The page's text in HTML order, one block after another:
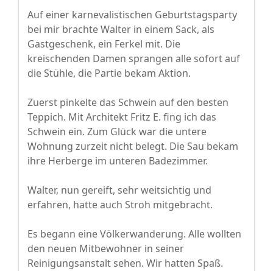
Auf einer karnevalistischen Geburtstagsparty
bei mir brachte Walter in einem Sack, als
Gastgeschenk, ein Ferkel mit. Die
kreischenden Damen sprangen alle sofort auf
die Stühle, die Partie bekam Aktion.
Zuerst pinkelte das Schwein auf den besten
Teppich. Mit Architekt Fritz E. fing ich das
Schwein ein. Zum Glück war die untere
Wohnung zurzeit nicht belegt. Die Sau bekam
ihre Herberge im unteren Badezimmer.
Walter, nun gereift, sehr weitsichtig und
erfahren, hatte auch Stroh mitgebracht.
Es begann eine Völkerwanderung. Alle wollten
den neuen Mitbewohner in seiner
Reinigungsanstalt sehen. Wir hatten Spaß.